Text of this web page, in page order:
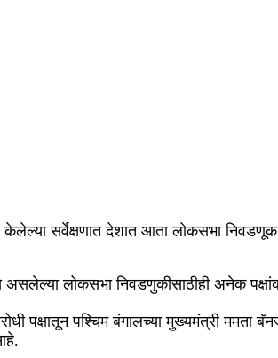
केलेल्या सर्वेक्षणात देशात आता लोकसभा
असलेल्या लोकसभा निवडणुकीसाठीही अनेक
पक्षातून पश्चिम बंगालच्या मुख्यमंत्री ममता